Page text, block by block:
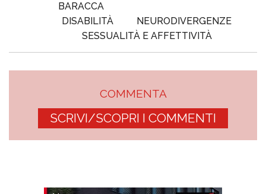
BARACCA
DISABILITÀ
NEURODIVERGENZE
SESSUALITÀ E AFFETTIVITÀ
COMMENTA
SCRIVI/SCOPRI I COMMENTI